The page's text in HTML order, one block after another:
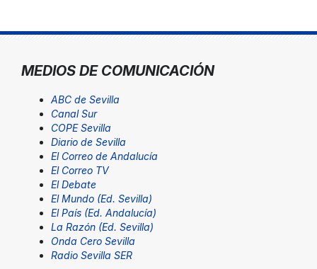
MEDIOS DE COMUNICACIÓN
ABC de Sevilla
Canal Sur
COPE Sevilla
Diario de Sevilla
El Correo de Andalucía
El Correo TV
El Debate
El Mundo (Ed. Sevilla)
El País (Ed. Andalucía)
La Razón (Ed. Sevilla)
Onda Cero Sevilla
Radio Sevilla SER